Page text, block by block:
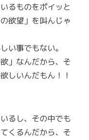
るものをポイッと
欲望」を叫んじゃ
い事でもない。
」なんだから、そ
しいんだもん！！
るし、その中でも
くるんだから、そ